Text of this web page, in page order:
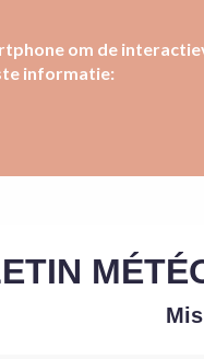
om de
informatie: